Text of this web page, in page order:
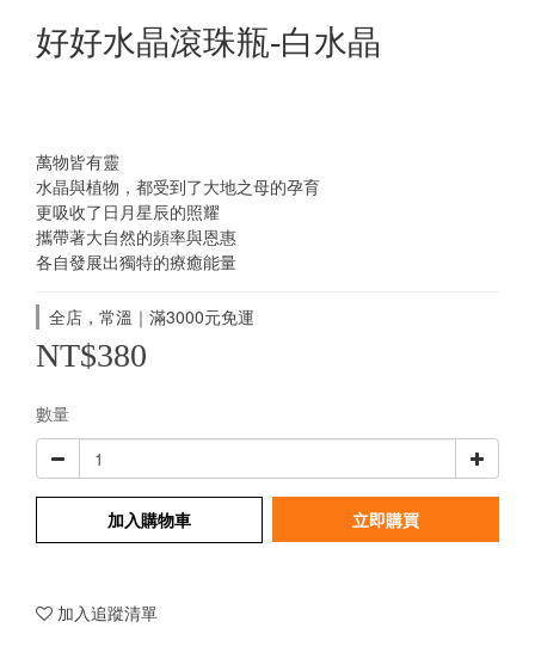
好好水晶滾珠瓶-白水晶
萬物皆有靈
水晶與植物，都受到了大地之母的孕育
更吸收了日月星辰的照耀
攜帶著大自然的頻率與恩惠
各自發展出獨特的療癒能量
全店，常溫｜滿3000元免運
NT$380
數量
加入購物車 立即購買
加入追蹤清單